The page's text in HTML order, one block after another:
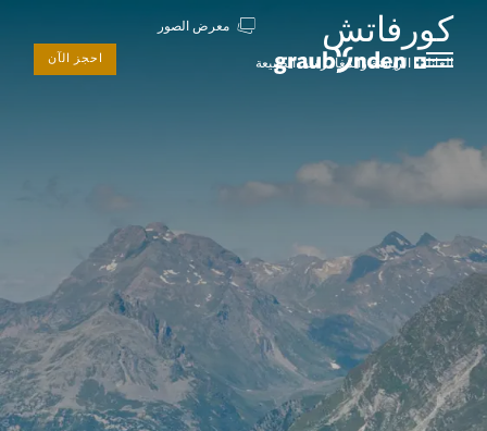
احجز الآن
كورفاتش
العائلة الرياضة والمغامرات الطبيعة
معرض الصور